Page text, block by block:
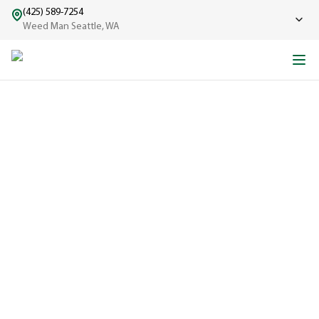
(425) 589-7254
Weed Man Seattle, WA